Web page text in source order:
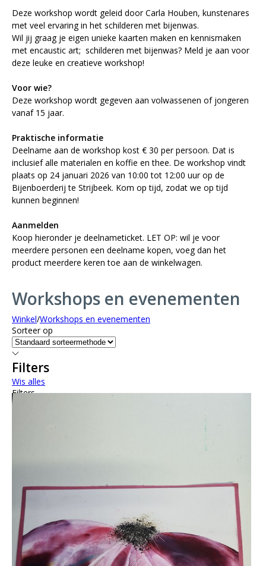
Deze workshop wordt geleid door Carla Houben, kunstenares
met veel ervaring in het schilderen met bijenwas.
Wil jij graag je eigen unieke kaarten maken en kennismaken
met encaustic art; schilderen met bijenwas? Meld je aan voor
deze leuke en creatieve workshop!
Voor wie?
Deze workshop wordt gegeven aan volwassenen of jongeren
vanaf 15 jaar.
Praktische informatie
Deelname aan de workshop kost € 30 per persoon. Dat is
inclusief alle materialen en koffie en thee. De workshop vindt
plaats op 24 januari 2026 van 10:00 tot 12:00 uur op de
Bijenboerderij te Strijbeek. Kom op tijd, zodat we op tijd
kunnen beginnen!
Aanmelden
Koop hieronder je deelnameticket. LET OP: wil je voor
meerdere personen een deelname kopen, voeg dan het
product meerdere keren toe aan de winkelwagen.
Workshops en evenementen
Winkel/Workshops en evenementen
Sorteer op
Filters
Wis alles
Filters
Wis alles
Artikel tonen